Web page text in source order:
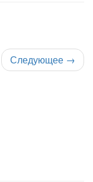
Следующее →